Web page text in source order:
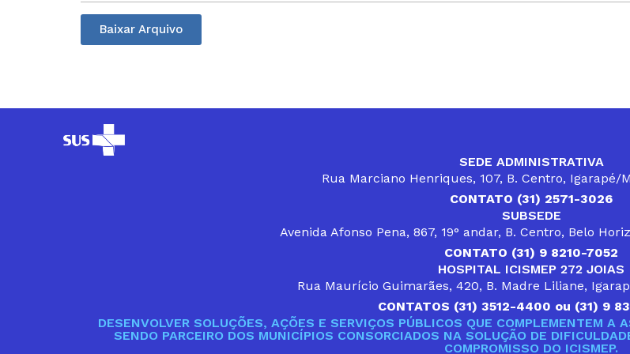
Baixar Arquivo
SEDE ADMINISTRATIVA
Rua Marciano Henriques, 107, B. Centro, Igarapé/
CONTATO (31) 2571-3026
SUBSEDE
Avenida Afonso Pena, 867, 19° andar, B. Centro, Belo
CONTATO (31) 9 8210-7052
HOSPITAL ICISMEP 272 JOIAS
Rua Maurício Guimarães, 420, B. Madre Liliane,
CONTATOS (31) 3512-4400 ou (31) 9
DESENVOLVER SOLUÇÕES, AÇÕES E SERVIÇOS PÚBLICOS QUE COMPLEMENTEM A
SENDO PARCEIRO DOS MUNICÍPIOS CONSORCIADOS NA SOLUÇÃO DE
COMPROMISSO DO ICISMEP.